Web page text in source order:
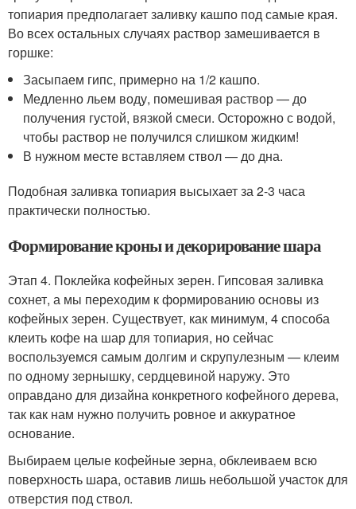
топиария предполагает заливку кашпо под самые края.
Во всех остальных случаях раствор замешивается в
горшке:
Засыпаем гипс, примерно на 1/2 кашпо.
Медленно льем воду, помешивая раствор — до
получения густой, вязкой смеси. Осторожно с водой,
чтобы раствор не получился слишком жидким!
В нужном месте вставляем ствол — до дна.
Подобная заливка топиария высыхает за 2-3 часа
практически полностью.
Формирование кроны и декорирование шара
Этап 4. Поклейка кофейных зерен. Гипсовая заливка
сохнет, а мы переходим к формированию основы из
кофейных зерен. Существует, как минимум, 4 способа
клеить кофе на шар для топиария, но сейчас
воспользуемся самым долгим и скрупулезным — клеим
по одному зернышку, сердцевиной наружу. Это
оправдано для дизайна конкретного кофейного дерева,
так как нам нужно получить ровное и аккуратное
основание.
Выбираем целые кофейные зерна, обклеиваем всю
поверхность шара, оставив лишь небольшой участок для
отверстия под ствол.